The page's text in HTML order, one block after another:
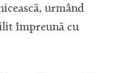
urmând
împreună cu